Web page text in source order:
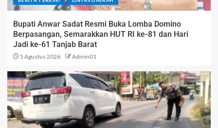
Bupati Anwar Sadat Resmi Buka Lomba Domino
Berpasangan, Semarakkan HUT RI ke-81 dan Hari
Jadi ke-61 Tanjab Barat
5 Agustus 2026 Admin01